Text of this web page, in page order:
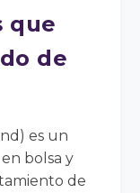
que
de
es un
bolsa y
de